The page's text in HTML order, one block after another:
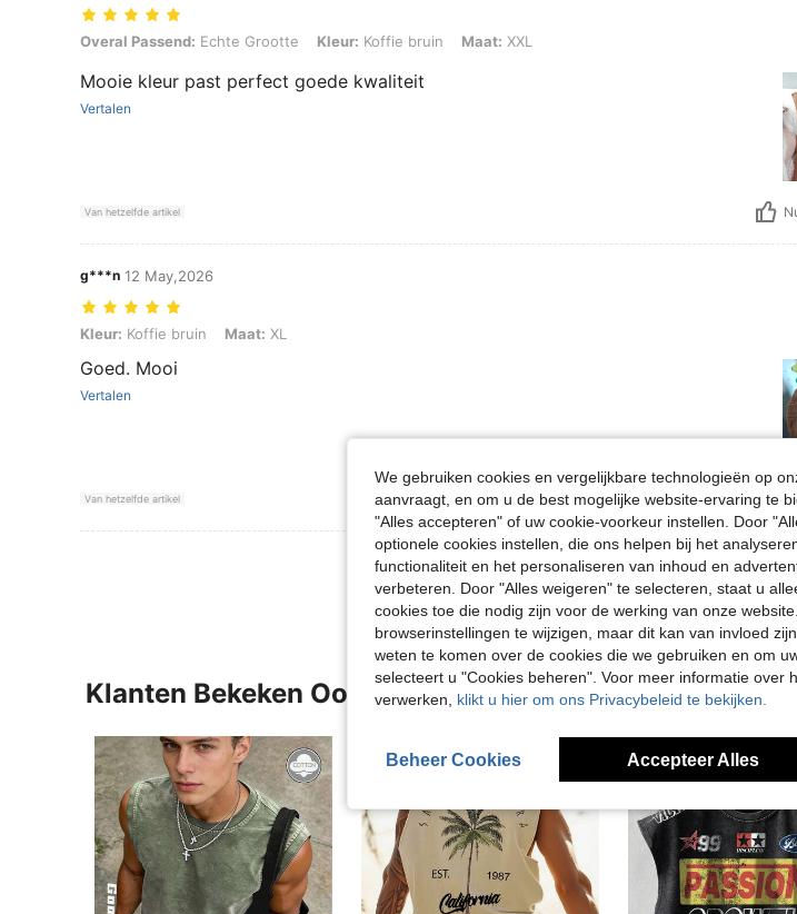
Overal Passend: Echte Grootte, Kleur: Koffie bruin, Maat: XXL
Overal Passend: Echte Grootte Kleur: Koffie bruin Maat: XXL
Mooie kleur past perfect goede kwaliteit
Vertalen
Van hetzelfde artikel
g***n 12 May,2026
Kleur: Koffie bruin, Maat: XL
Kleur: Koffie bruin Maat: XL
Goed. Mooi
Vertalen
Van hetzelfde artikel
Meer Beoordelingen Bekijken
Klanten Bekeken Ook
We gebruiken cookies en vergelijkbare technologieën op
aanvraagt, en om u de best mogelijke website-ervaring te
"Alles accepteren" of uw cookie-voorkeur instellen. Door
optionele cookies instellen, die ons helpen bij het
functionaliteit en het personaliseren van inhoud en
verbeteren. Door "Alles weigeren" te selecteren, staat u
cookies toe die nodig zijn voor de werking van onze
browserinstellingen te wijzigen, maar dit kan van invloed
weten te komen over de cookies die we gebruiken en om
selecteert u "Cookies beheren". Voor meer informatie over
verwerken, klikt u hier om ons Privacybeleid te bekijken.
Beheer Cookies Accepteer Alles